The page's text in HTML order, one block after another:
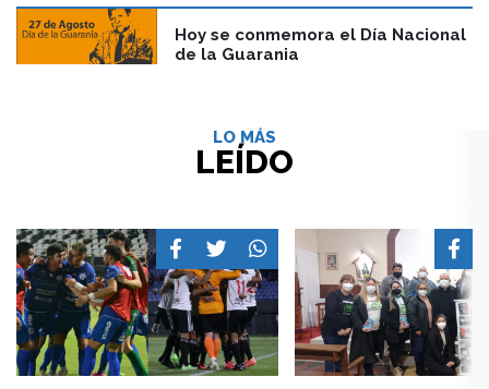
Hoy se conmemora el Día Nacional
de la Guarania
LO MÁS
LEÍDO